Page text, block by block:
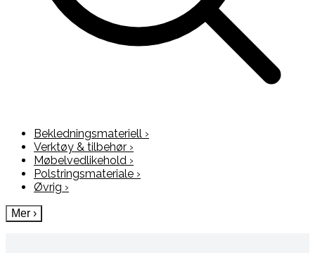
Bekledningsmateriell ›
Verktøy & tilbehør ›
Møbelvedlikehold ›
Polstringsmateriale ›
Øvrig ›
Mer ›